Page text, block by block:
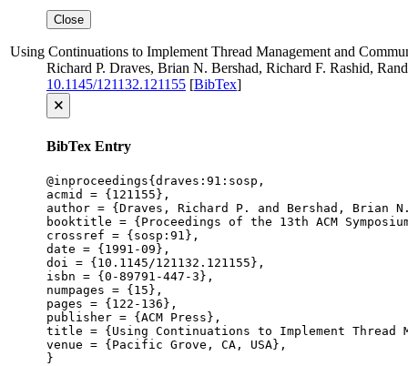
Close
Using Continuations to Implement Thread Management and
Richard P. Draves, Brian N. Bershad, Richard F. Rashid,
10.1145/121132.121155 [BibTex]
🗙
BibTex Entry
@inproceedings{draves:91:sosp,
acmid = {121155},
author = {Draves, Richard P. and Bershad, Brian
booktitle = {Proceedings of the 13th ACM
crossref = {sosp:91},
date = {1991-09},
doi = {10.1145/121132.121155},
isbn = {0-89791-447-3},
numpages = {15},
pages = {122-136},
publisher = {ACM Press},
title = {Using Continuations to Implement Thread
venue = {Pacific Grove, CA, USA},
}